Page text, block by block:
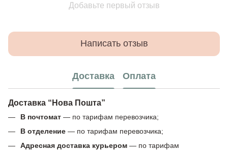
Добавьте первый отзыв
Написать отзыв
Доставка Оплата
Доставка “Нова Пошта”
В почтомат — по тарифам перевозчика;
В отделение — по тарифам перевозчика;
Адресная доставка курьером — по тарифам